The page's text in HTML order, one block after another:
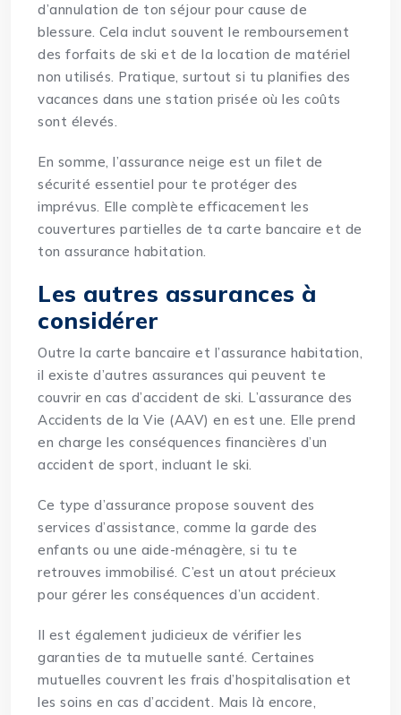
d’annulation de ton séjour pour cause de
blessure. Cela inclut souvent le remboursement
des forfaits de ski et de la location de matériel
non utilisés. Pratique, surtout si tu planifies des
vacances dans une station prisée où les coûts
sont élevés.
En somme, l’assurance neige est un filet de
sécurité essentiel pour te protéger des
imprévus. Elle complète efficacement les
couvertures partielles de ta carte bancaire et de
ton assurance habitation.
Les autres assurances à
considérer
Outre la carte bancaire et l’assurance habitation,
il existe d’autres assurances qui peuvent te
couvrir en cas d’accident de ski. L’assurance des
Accidents de la Vie (AAV) en est une. Elle prend
en charge les conséquences financières d’un
accident de sport, incluant le ski.
Ce type d’assurance propose souvent des
services d’assistance, comme la garde des
enfants ou une aide-ménagère, si tu te
retrouves immobilisé. C’est un atout précieux
pour gérer les conséquences d’un accident.
Il est également judicieux de vérifier les
garanties de ta mutuelle santé. Certaines
mutuelles couvrent les frais d’hospitalisation et
les soins en cas d’accident. Mais là encore,